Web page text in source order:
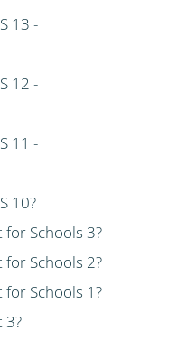
13 -
12 -
11 -
10?
Schools 3?
Schools 2?
Schools 1?
3?